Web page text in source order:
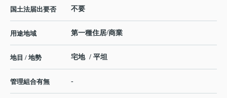
国土法届出要否 不要
用途地域 第一種住居/商業
地目 / 地勢 宅地 / 平坦
管理組合有無 -